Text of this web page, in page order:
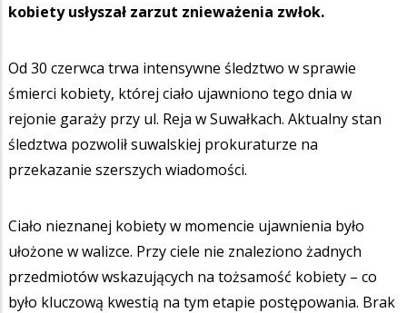
kobiety usłyszał zarzut znieważenia zwłok.
Od 30 czerwca trwa intensywne śledztwo w sprawie
śmierci kobiety, której ciało ujawniono tego dnia w
rejonie garaży przy ul. Reja w Suwałkach. Aktualny stan
śledztwa pozwolił suwalskiej prokuraturze na
przekazanie szerszych wiadomości.
Ciało nieznanej kobiety w momencie ujawnienia było
ułożone w walizce. Przy ciele nie znaleziono żadnych
przedmiotów wskazujących na tożsamość kobiety – co
było kluczową kwestią na tym etapie postępowania. Brak